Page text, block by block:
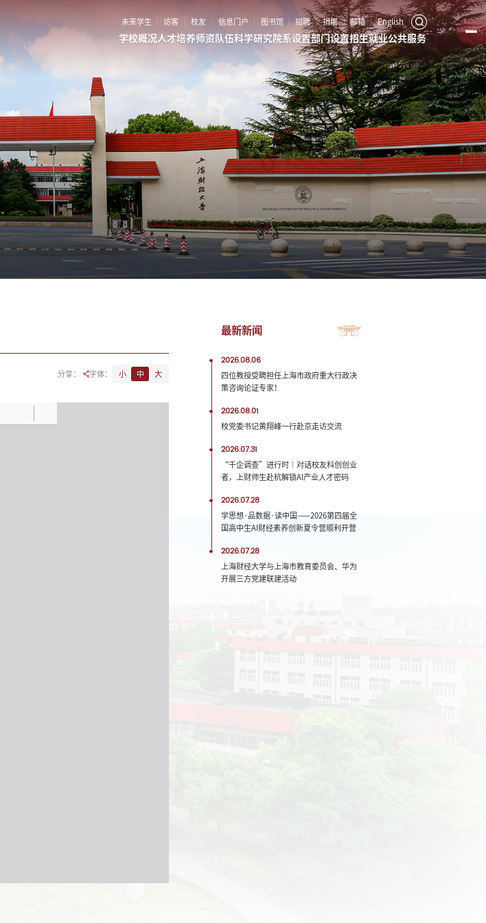
未来学生 访客 校友 信息门户 图书馆 招聘 捐赠 邮箱 English
学校概况 人才培养师资队伍科学研究院系设置部门设置招生就业公共服务
分享： 字体： 小 中 大
最新新闻
2026.08.06
四位教授受聘担任上海市政府重大行政决
策咨询论证专家！
2026.08.01
校党委书记黄翔峰一行赴京走访交流
2026.07.31
“千企调查”进行时｜对话校友科创创业
者，上财师生赴杭解锁AI产业人才密码
2026.07.28
学思想·品数据·读中国——2026第四届全
国高中生AI财经素养创新夏令营顺利开营
2026.07.28
上海财经大学与上海市教育委员会、华为
开展三方党建联建活动